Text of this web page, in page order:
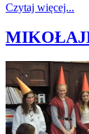
Czytaj więcej...